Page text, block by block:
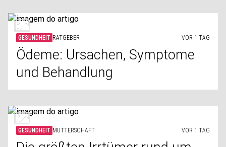
GESUNDHEIT RATGEBER VOR 1 TAG
Ödeme: Ursachen, Symptome
und Behandlung
GESUNDHEIT MUTTERSCHAFT VOR 1 TAG